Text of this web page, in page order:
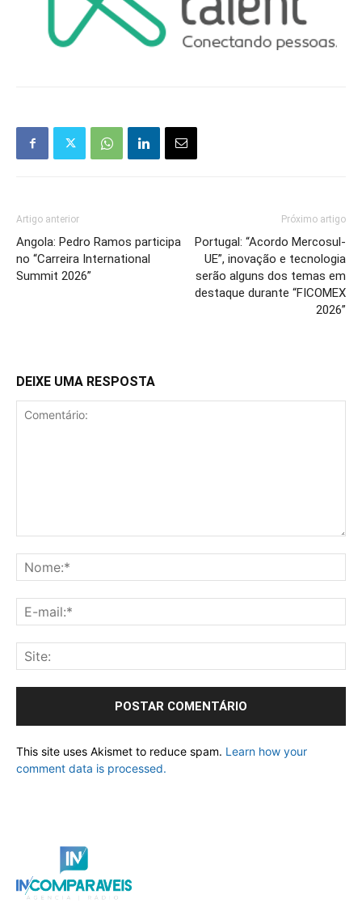
Artigo anterior
Angola: Pedro Ramos participa
no “Carreira International
Summit 2026”
Próximo artigo
Portugal: “Acordo Mercosul-
UE”, inovação e tecnologia
serão alguns dos temas em
destaque durante “FICOMEX
2026”
DEIXE UMA RESPOSTA
This site uses Akismet to reduce spam. Learn how your
comment data is processed.